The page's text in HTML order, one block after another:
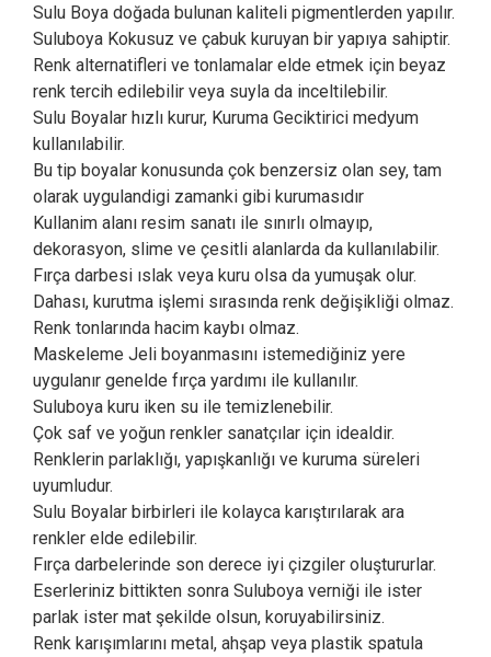
Sulu Boya doğada bulunan kaliteli pigmentlerden yapılır.
Suluboya Kokusuz ve çabuk kuruyan bir yapıya sahiptir.
Renk alternatifleri ve tonlamalar elde etmek için beyaz
renk tercih edilebilir veya suyla da inceltilebilir.
Sulu Boyalar hızlı kurur, Kuruma Geciktirici medyum
kullanılabilir.
Bu tip boyalar konusunda çok benzersiz olan sey, tam
olarak uygulandigi zamanki gibi kurumasıdır
Kullanim alanı resim sanatı ile sınırlı olmayıp,
dekorasyon, slime ve çesitli alanlarda da kullanılabilir.
Fırça darbesi ıslak veya kuru olsa da yumuşak olur.
Dahası, kurutma işlemi sırasında renk değişikliği olmaz.
Renk tonlarında hacim kaybı olmaz.
Maskeleme Jeli boyanmasını istemediğiniz yere
uygulanır genelde fırça yardımı ile kullanılır.
Suluboya kuru iken su ile temizlenebilir.
Çok saf ve yoğun renkler sanatçılar için idealdir.
Renklerin parlaklığı, yapışkanlığı ve kuruma süreleri
uyumludur.
Sulu Boyalar birbirleri ile kolayca karıştırılarak ara
renkler elde edilebilir.
Fırça darbelerinde son derece iyi çizgiler oluştururlar.
Eserleriniz bittikten sonra Suluboya verniği ile ister
parlak ister mat şekilde olsun, koruyabilirsiniz.
Renk karışımlarını metal, ahşap veya plastik spatula